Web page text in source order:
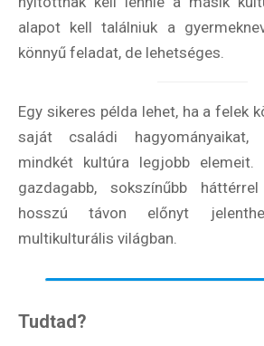
Felhasználási feltételek
alapot kell találniuk a
könnyű feladat, de lehetséges.
Egy sikeres példa lehet, ha a felek
saját családi hagyományaikat,
mindkét kultúra legjobb elemeit.
gazdagabb, sokszínűbb
hosszú távon előnyt
multikulturális világban.
Tudtad?